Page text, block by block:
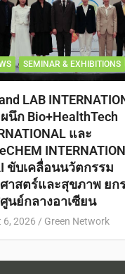
SEMINAR & EXHIBITIONS
LAB
นึก Bio+HealthTech
และ
ขับเคลื่อนนวัตกรรม
าสตร์และสุขภาพ ยก
นย์กลางอาเซียน
6, 2026 Green Network